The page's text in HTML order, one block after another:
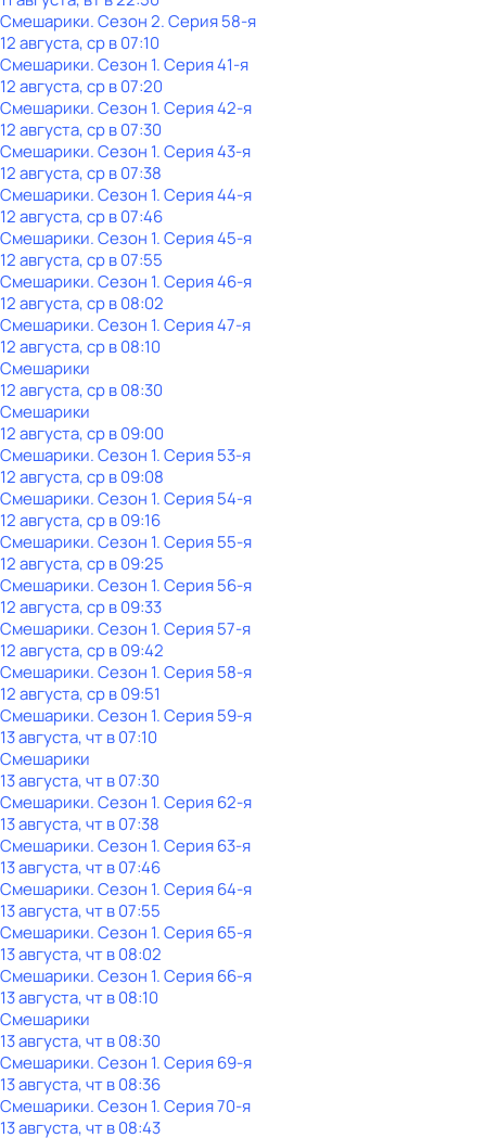
Смешарики. Сезон 2. Серия 58-я
12 августа, ср в 07:10
Смешарики. Сезон 1. Серия 41-я
12 августа, ср в 07:20
Смешарики. Сезон 1. Серия 42-я
12 августа, ср в 07:30
Смешарики. Сезон 1. Серия 43-я
12 августа, ср в 07:38
Смешарики. Сезон 1. Серия 44-я
12 августа, ср в 07:46
Смешарики. Сезон 1. Серия 45-я
12 августа, ср в 07:55
Смешарики. Сезон 1. Серия 46-я
12 августа, ср в 08:02
Смешарики. Сезон 1. Серия 47-я
12 августа, ср в 08:10
Смешарики
12 августа, ср в 08:30
Смешарики
12 августа, ср в 09:00
Смешарики. Сезон 1. Серия 53-я
12 августа, ср в 09:08
Смешарики. Сезон 1. Серия 54-я
12 августа, ср в 09:16
Смешарики. Сезон 1. Серия 55-я
12 августа, ср в 09:25
Смешарики. Сезон 1. Серия 56-я
12 августа, ср в 09:33
Смешарики. Сезон 1. Серия 57-я
12 августа, ср в 09:42
Смешарики. Сезон 1. Серия 58-я
12 августа, ср в 09:51
Смешарики. Сезон 1. Серия 59-я
13 августа, чт в 07:10
Смешарики
13 августа, чт в 07:30
Смешарики. Сезон 1. Серия 62-я
13 августа, чт в 07:38
Смешарики. Сезон 1. Серия 63-я
13 августа, чт в 07:46
Смешарики. Сезон 1. Серия 64-я
13 августа, чт в 07:55
Смешарики. Сезон 1. Серия 65-я
13 августа, чт в 08:02
Смешарики. Сезон 1. Серия 66-я
13 августа, чт в 08:10
Смешарики
13 августа, чт в 08:30
Смешарики. Сезон 1. Серия 69-я
13 августа, чт в 08:36
Смешарики. Сезон 1. Серия 70-я
13 августа, чт в 08:43